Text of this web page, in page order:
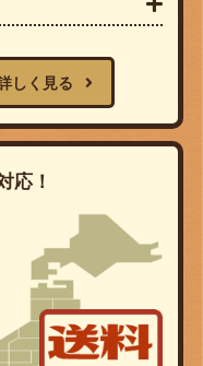
しく見る
応！